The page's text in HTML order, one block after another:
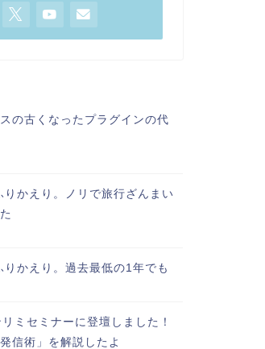
の古くなったプラグインの代
かえり。ノリで旅行ざんまい
かえり。過去最低の1年でも
ミセミナーに登壇しました！
信術」を解説したよ